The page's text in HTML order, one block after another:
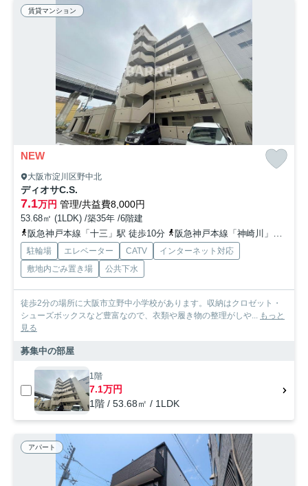
賃貸マンション
NEW
大阪市淀川区野中北
ディオサC.S.
7.1万円 管理/共益費8,000円
53.68㎡ (1LDK) /築35年 /6階建
阪急神戸本線「十三」駅 徒歩10分
阪急神戸本線「神崎川」駅 徒歩13分
駐輪場 エレベーター CATV
インターネット対応
敷地内ごみ置き場
公共下水
徒歩2分の場所に大阪市立野中小学校があります。収納はクロゼット・
シューズボックスなど豊富なので、衣類や履き物の整理がしや... もっと
見る
募集中の部屋
1階
7.1万円
1階 / 53.68㎡ / 1LDK
アパート